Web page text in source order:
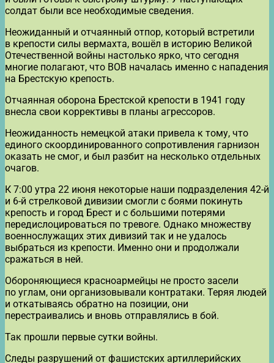
солдат были все необходимые сведения.
Неожиданный и отчаянный отпор, который встретили
в крепости силы вермахта, вошёл в историю Великой
Отечественной войны настолько ярко, что сегодня
многие полагают, что ВОВ началась именно с нападения
на Брестскую крепость.
Отчаянная оборона Брестской крепости в 1941 году
внесла свои коррективы в планы агрессоров.
Неожиданность немецкой атаки привела к тому, что
единого скоординированного сопротивления гарнизон
оказать не смог, и был разбит на несколько отдельных
очагов.
К 7:00 утра 22 июня некоторые наши подразделения 42-й
и 6-й стрелковой дивизии смогли с боями покинуть
крепость и город Брест и с большими потерями
передислоцироваться по тревоге. Однако множеству
военнослужащих этих дивизий так и не удалось
выбраться из крепости. Именно они и продолжали
сражаться в ней.
Обороняющиеся красноармейцы не просто засели
по углам, они организовывали контратаки. Теряя людей
и откатываясь обратно на позиции, они
перестраивались и вновь отправлялись в бой.
Так прошли первые сутки войны.
Следы разрушений от фашистских артиллерийских